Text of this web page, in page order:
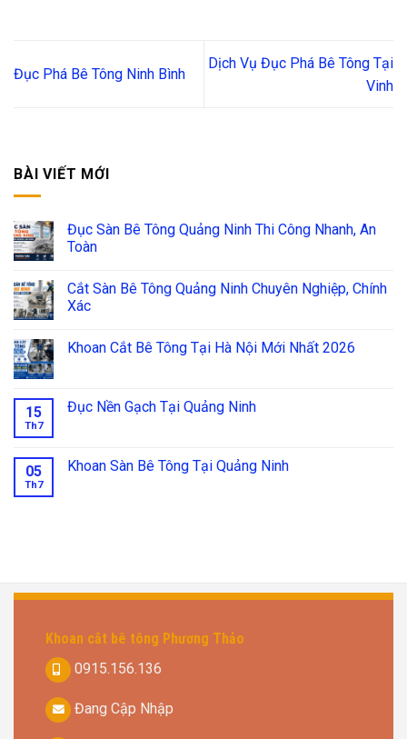
Đục Phá Bê Tông Ninh Bình
Dịch Vụ Đục Phá Bê Tông Tại
Vinh
BÀI VIẾT MỚI
Đục Sàn Bê Tông Quảng Ninh Thi Công Nhanh, An
Toàn
Cắt Sàn Bê Tông Quảng Ninh Chuyên Nghiệp, Chính
Xác
Khoan Cắt Bê Tông Tại Hà Nội Mới Nhất 2026
15
Th7
Đục Nền Gạch Tại Quảng Ninh
05
Th7
Khoan Sàn Bê Tông Tại Quảng Ninh
Khoan cắt bê tông Phương Thảo
0915.156.136
Đang Cập Nhập